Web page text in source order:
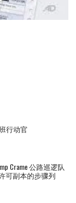
班行动官
Crame 公路巡逻队
可副本的步骤列